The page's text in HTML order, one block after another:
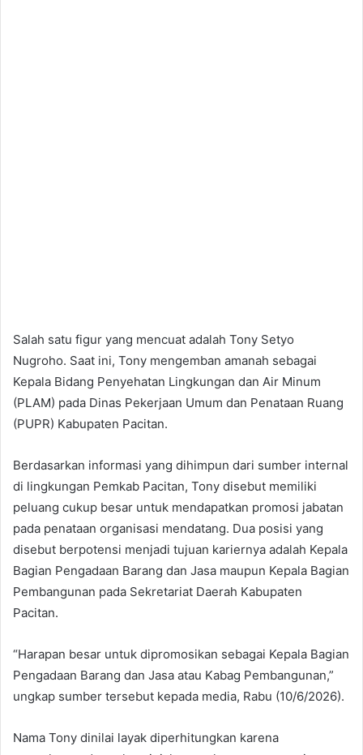
Salah satu figur yang mencuat adalah Tony Setyo
Nugroho. Saat ini, Tony mengemban amanah sebagai
Kepala Bidang Penyehatan Lingkungan dan Air Minum
(PLAM) pada Dinas Pekerjaan Umum dan Penataan Ruang
(PUPR) Kabupaten Pacitan.
Berdasarkan informasi yang dihimpun dari sumber internal
di lingkungan Pemkab Pacitan, Tony disebut memiliki
peluang cukup besar untuk mendapatkan promosi jabatan
pada penataan organisasi mendatang. Dua posisi yang
disebut berpotensi menjadi tujuan kariernya adalah Kepala
Bagian Pengadaan Barang dan Jasa maupun Kepala Bagian
Pembangunan pada Sekretariat Daerah Kabupaten
Pacitan.
“Harapan besar untuk dipromosikan sebagai Kepala Bagian
Pengadaan Barang dan Jasa atau Kabag Pembangunan,”
ungkap sumber tersebut kepada media, Rabu (10/6/2026).
Nama Tony dinilai layak diperhitungkan karena